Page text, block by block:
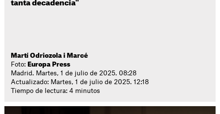
tanta decadencia"
Martí Odriozola i Marcé
Foto: Europa Press
Madrid. Martes, 1 de julio de 2025. 08:28
Actualizado: Martes, 1 de julio de 2025. 12:18
Tiempo de lectura: 4 minutos